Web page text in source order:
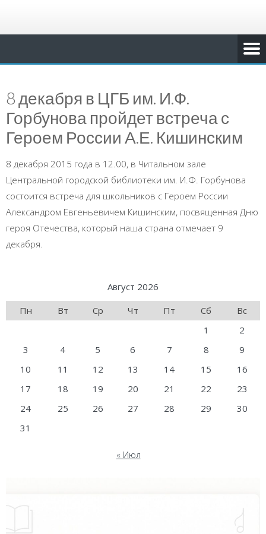
8 декабря в ЦГБ им. И.Ф.
Горбунова пройдет встреча с
Героем России А.Е. Кишинским
8 декабря 2015 года в 12.00, в Читальном зале
Центральной городской библиотеки им. И.Ф. Горбунова
состоится встреча для школьников с Героем России
Александром Евгеньевичем Кишинским, посвященная Дню
героя Отечества, который наша страна отмечает 9
декабря.
Август 2026
Пн
Вт Ср Чт Пт Сб
Вс
1
2
3
4 5 6 7 8
9
10
11 12 13 14 15
16
17
18 19 20 21 22
23
24
25 26 27 28 29
30
31
« Июл